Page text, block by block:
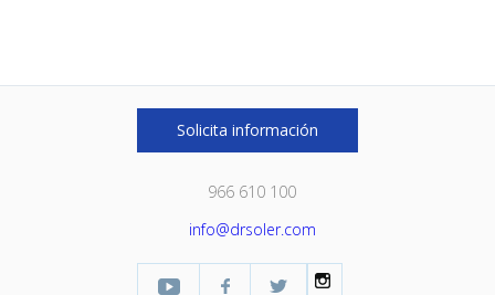
Solicita información
966 610 100
info@drsoler.com
YouTubeFacebook Profesional
Twitter